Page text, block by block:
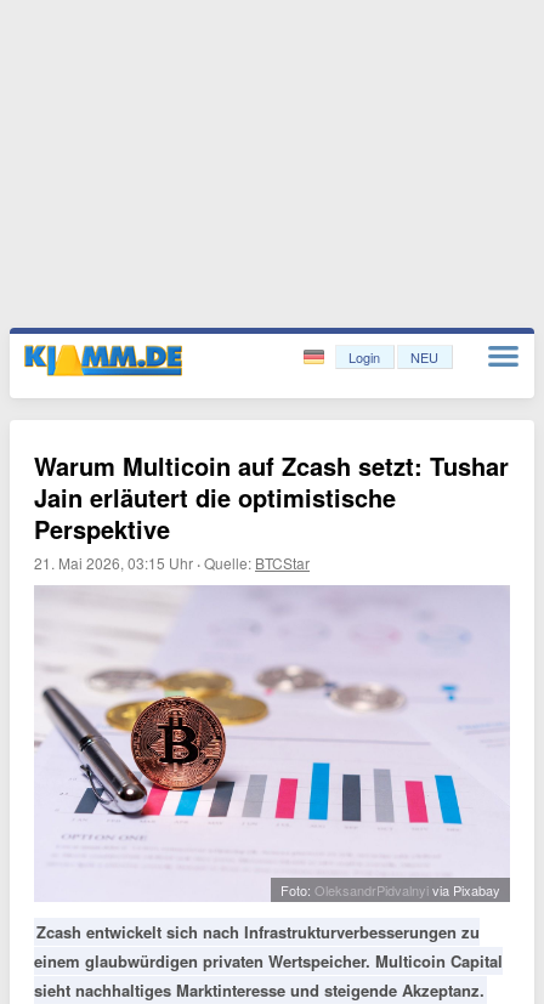
Login NEU
Warum Multicoin auf Zcash setzt: Tushar
Jain erläutert die optimistische
Perspektive
21. Mai 2026, 03:15 Uhr ·Quelle: BTCStar
Foto: OleksandrPidvalnyivia Pixabay
Zcash entwickelt sich nach Infrastrukturverbesserungen zu
einem glaubwürdigen privaten Wertspeicher. Multicoin Capital
sieht nachhaltiges Marktinteresse und steigende Akzeptanz.